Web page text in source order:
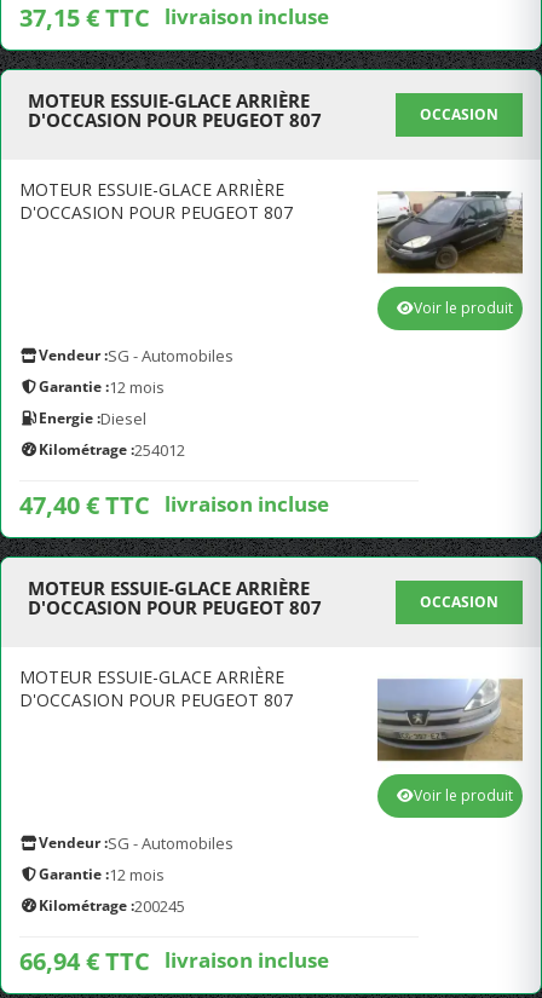
37,15 € TTC livraison incluse
MOTEUR ESSUIE-GLACE ARRIÈRE
D'OCCASION POUR PEUGEOT 807
OCCASION
MOTEUR ESSUIE-GLACE ARRIÈRE
D'OCCASION POUR PEUGEOT 807
Vendeur :SG - Automobiles
Garantie :12 mois
Energie :Diesel
Kilométrage :254012
47,40 € TTC livraison incluse
Voir le produit
MOTEUR ESSUIE-GLACE ARRIÈRE
D'OCCASION POUR PEUGEOT 807
OCCASION
MOTEUR ESSUIE-GLACE ARRIÈRE
D'OCCASION POUR PEUGEOT 807
Vendeur :SG - Automobiles
Garantie :12 mois
Kilométrage :200245
66,94 € TTC livraison incluse
Voir le produit